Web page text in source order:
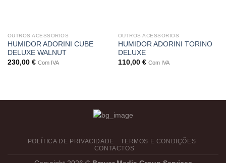
OUTROS ACESSÓRIOS
HUMIDOR ADORINI CUBE
DELUXE WALNUT
230,00 € Com IVA
OUTROS ACESSÓRIOS
HUMIDOR ADORINI TORINO
DELUXE
110,00 € Com IVA
POLÍTICA DE PRIVACIDADE
TERMOS E CONDIÇÕES
CONTACTOS